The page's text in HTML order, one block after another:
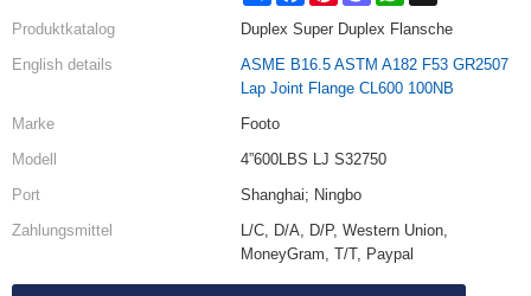
Produktkatalog
Duplex Super Duplex Flansche
English details
ASME B16.5 ASTM A182 F53 GR2507
Lap Joint Flange CL600 100NB
Marke
Footo
Modell
4”600LBS LJ S32750
Port
Shanghai; Ningbo
Zahlungsmittel
L/C, D/A, D/P, Western Union,
MoneyGram, T/T, Paypal